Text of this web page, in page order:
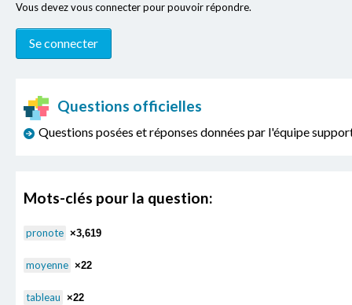
Vous devez vous connecter pour pouvoir répondre.
Questions officielles
Questions posées et réponses données par l'équipe
Mots-clés pour la question:
pronote ×3,619
moyenne ×22
tableau ×22